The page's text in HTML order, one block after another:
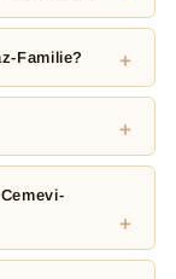
Familie?